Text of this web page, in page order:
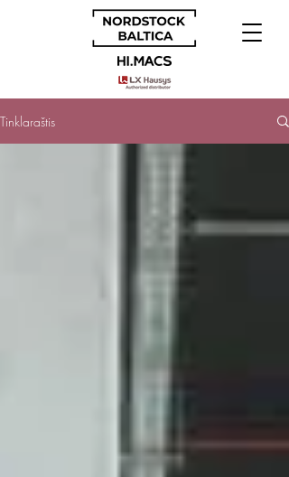
Tinklaraštis